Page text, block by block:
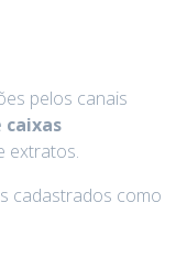
pelos canais
caixas
extratos.
cadastrados como